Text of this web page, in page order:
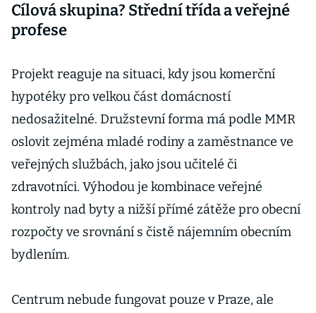
Cílová skupina? Střední třída a veřejné
profese
Projekt reaguje na situaci, kdy jsou komerční
hypotéky pro velkou část domácností
nedosažitelné. Družstevní forma má podle MMR
oslovit zejména mladé rodiny a zaměstnance ve
veřejných službách, jako jsou učitelé či
zdravotníci. Výhodou je kombinace veřejné
kontroly nad byty a nižší přímé zátěže pro obecní
rozpočty ve srovnání s čistě nájemním obecním
bydlením.
Centrum nebude fungovat pouze v Praze, ale